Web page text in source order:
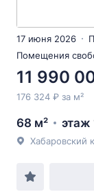
17 июня 2026
Помещения
11 990
176 324 ₽ за м²
68 м² этаж
Хабаровский